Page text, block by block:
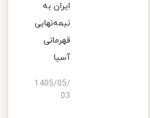
ایران به
نیمه‌نهایی
قهرمانی
آسیا
1405/05/
03